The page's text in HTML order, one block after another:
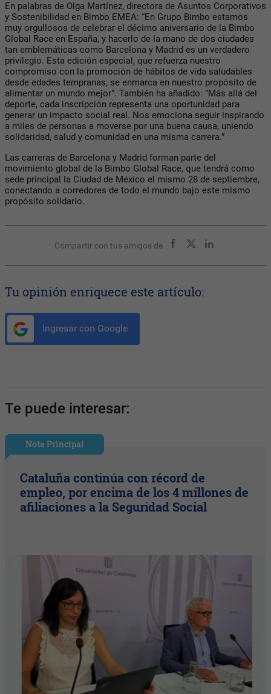
En palabras de Olga Martínez, directora de Asuntos Corporativos
y Sostenibilidad en Bimbo EMEA: “En Grupo Bimbo estamos
muy orgullosos de celebrar el décimo aniversario de la Bimbo
Global Race en España, y hacerlo de la mano de dos ciudades
tan emblemáticas como Barcelona y Madrid es un verdadero
privilegio. Esta edición especial, que refuerza nuestro
compromiso con la promoción de hábitos de vida saludables
desde edades tempranas, se enmarca en nuestro propósito de
alimentar un mundo mejor”. También ha añadido: “Más allá del
deporte, cada inscripción representa una oportunidad para
generar un impacto social real. Nos emociona seguir inspirando
a miles de personas a moverse por una buena causa, uniendo
solidaridad, salud y comunidad en una misma carrera.”
Las carreras de Barcelona y Madrid forman parte del
movimiento global de la Bimbo Global Race, que tendrá como
sede principal la Ciudad de México el mismo 28 de septiembre,
conectando a corredores de todo el mundo bajo este mismo
propósito solidario.
Compartir con tus amigos de
Tu opinión enriquece este artículo:
Ingresar con Google
Te puede interesar:
Nota Principal
Cataluña continúa con récord de
empleo, por encima de los 4 millones de
afiliaciones a la Seguridad Social